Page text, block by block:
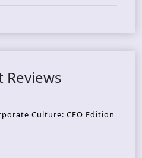
Reviews
Culture: CEO Edition